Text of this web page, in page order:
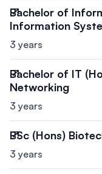
Bachelor of
Information
3 years
Bachelor of IT
Networking
3 years
BSc (Hons)
3 years